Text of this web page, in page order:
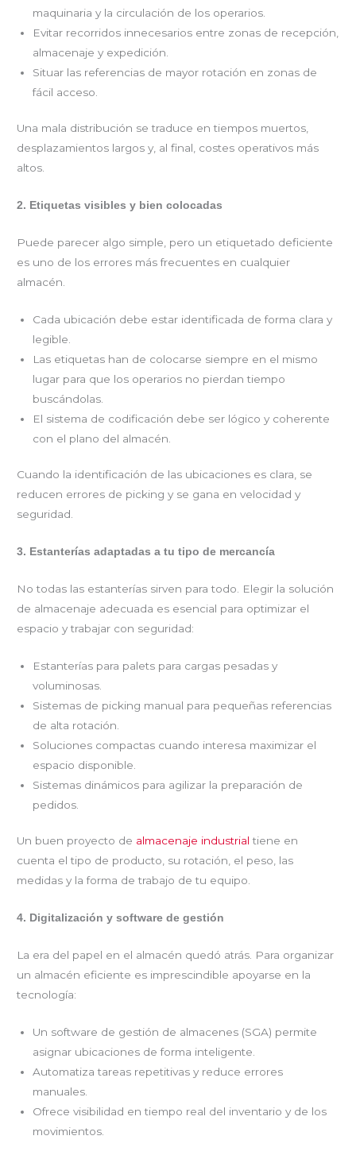
maquinaria y la circulación de los operarios.
Evitar recorridos innecesarios entre zonas de recepción,
almacenaje y expedición.
Situar las referencias de mayor rotación en zonas de
fácil acceso.
Una mala distribución se traduce en tiempos muertos,
desplazamientos largos y, al final, costes operativos más
altos.
2. Etiquetas visibles y bien colocadas
Puede parecer algo simple, pero un etiquetado deficiente
es uno de los errores más frecuentes en cualquier
almacén.
Cada ubicación debe estar identificada de forma clara y
legible.
Las etiquetas han de colocarse siempre en el mismo
lugar para que los operarios no pierdan tiempo
buscándolas.
El sistema de codificación debe ser lógico y coherente
con el plano del almacén.
Cuando la identificación de las ubicaciones es clara, se
reducen errores de picking y se gana en velocidad y
seguridad.
3. Estanterías adaptadas a tu tipo de mercancía
No todas las estanterías sirven para todo. Elegir la solución
de almacenaje adecuada es esencial para optimizar el
espacio y trabajar con seguridad:
Estanterías para palets para cargas pesadas y
voluminosas.
Sistemas de picking manual para pequeñas referencias
de alta rotación.
Soluciones compactas cuando interesa maximizar el
espacio disponible.
Sistemas dinámicos para agilizar la preparación de
pedidos.
Un buen proyecto de almacenaje industrial tiene en
cuenta el tipo de producto, su rotación, el peso, las
medidas y la forma de trabajo de tu equipo.
4. Digitalización y software de gestión
La era del papel en el almacén quedó atrás. Para organizar
un almacén eficiente es imprescindible apoyarse en la
tecnología:
Un software de gestión de almacenes (SGA) permite
asignar ubicaciones de forma inteligente.
Automatiza tareas repetitivas y reduce errores
manuales.
Ofrece visibilidad en tiempo real del inventario y de los
movimientos.